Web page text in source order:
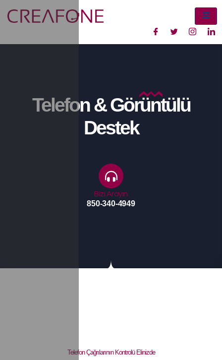
Telefon & Görüntülü
Destek​
Bizi Arayın
850-340-4949
Telefon Çağrılarının Kontrolü Elinizde